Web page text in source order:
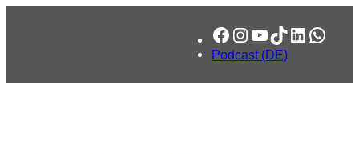
Facebook
Instagram
YouTube
TikTok
LinkedIn
Podcast (DE)